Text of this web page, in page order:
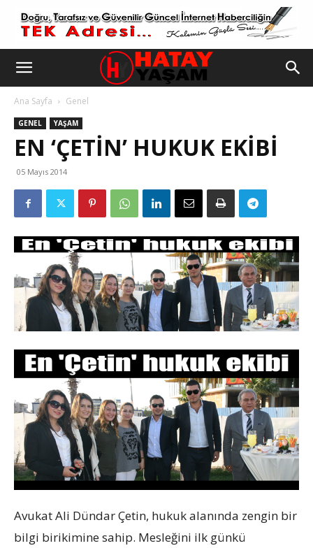
Ana Sayfa Genel
GENEL YAŞAM
EN ‘ÇETIN’ HUKUK EKIBI
05 Mayıs 2014
Avukat Ali Dündar Çetin, hukuk alanında zengin bir
bilgi birikimine sahip. Mesleğini ilk günkü